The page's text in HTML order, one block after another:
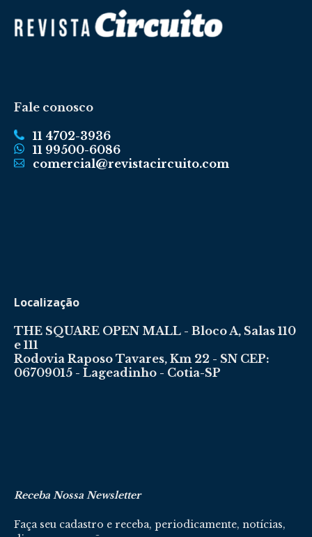
Fale conosco
11 4702-3936
11 99500-6086
comercial@revistacircuito.com
Localização
THE SQUARE OPEN MALL - Bloco A, Salas 110
e 111
Rodovia Raposo Tavares, Km 22 - SN CEP:
06709015 - Lageadinho - Cotia-SP
Receba Nossa Newsletter
Faça seu cadastro e receba, periodicamente, notícias,